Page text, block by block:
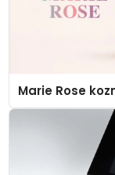
Marie Rose